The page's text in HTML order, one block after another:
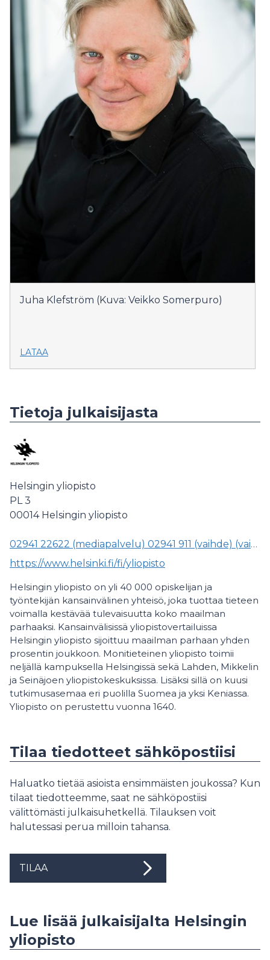
Juha Klefström (Kuva: Veikko Somerpuro)
LATAA
Tietoja julkaisijasta
Helsingin yliopisto
PL 3
00014 Helsingin yliopisto
02941 22622 (mediapalvelu) 02941 911 (vaihde) (vaihde)
https://www.helsinki.fi/fi/yliopisto
Helsingin yliopisto on yli 40 000 opiskelijan ja
työntekijän kansainvälinen yhteisö, joka tuottaa tieteen
voimalla kestävää tulevaisuutta koko maailman
parhaaksi. Kansainvälisissä yliopistovertailuissa
Helsingin yliopisto sijoittuu maailman parhaan yhden
prosentin joukkoon. Monitieteinen yliopisto toimii
neljällä kampuksella Helsingissä sekä Lahden, Mikkelin
ja Seinäjoen yliopistokeskuksissa. Lisäksi sillä on kuusi
tutkimusasemaa eri puolilla Suomea ja yksi Keniassa.
Yliopisto on perustettu vuonna 1640.
Tilaa tiedotteet sähköpostiisi
Haluatko tietää asioista ensimmäisten joukossa? Kun
tilaat tiedotteemme, saat ne sähköpostiisi
välittömästi julkaisuhetkellä. Tilauksen voit
halutessasi perua milloin tahansa.
TILAA
Lue lisää julkaisijalta Helsingin
yliopisto